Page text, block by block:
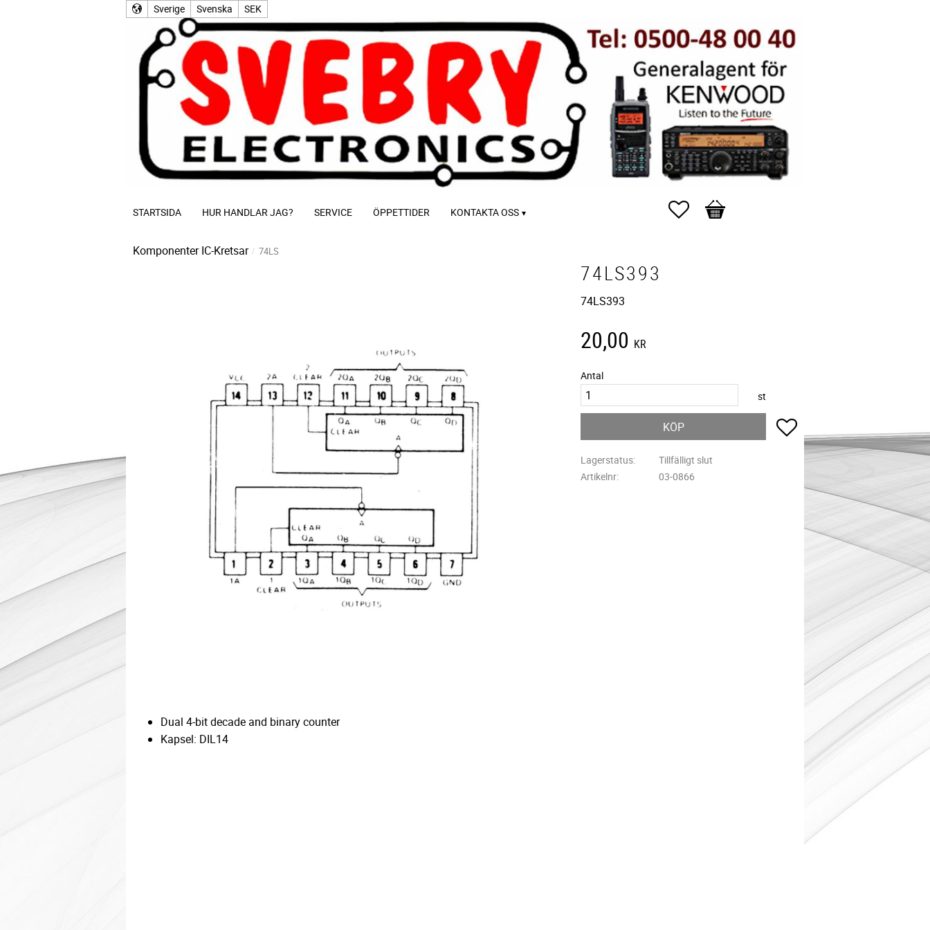
Sverige Svenska SEK
STARTSIDA HUR HANDLAR JAG? SERVICE ÖPPETTIDER KONTAKTA OSS Favoriter
Kundvagn
Komponenter IC-Kretsar 74LS
74LS393
74LS393
20,00 KR
Antal
st
KÖP Lägg till i favoriter
Lagerstatus
Tillfälligt slut
Artikelnr
03-0866
Dual 4-bit decade and binary counter
Kapsel: DIL14